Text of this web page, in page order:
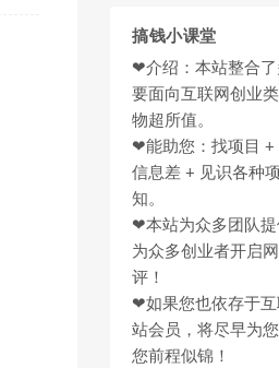
搞钱小课堂
❤介绍：本站整合
要面向互联网创业
物超所值。
❤能助您：找项目 +
信息差 + 见识各种
知。
❤本站为众多团队
为众多创业者开启
评！
❤如果您也依存于
站会员，将尽早为
您前程似锦！